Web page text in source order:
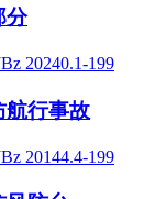
分
20240.1-199
航行事故
20144.4-199